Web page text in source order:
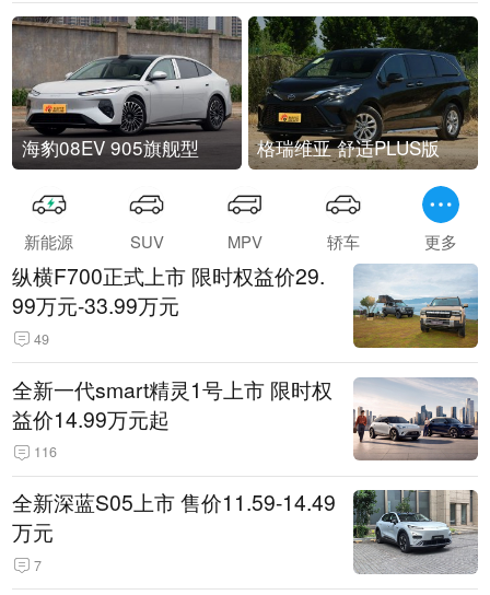
海豹08EV 905旗舰型 格瑞维亚 舒适PLUS版
新能源 SUV MPV 轿车 更多
纵横F700正式上市 限时权益价29.
99万元-33.99万元
49
全新一代smart精灵1号上市 限时权
益价14.99万元起
116
全新深蓝S05上市 售价11.59-14.49
万元
7